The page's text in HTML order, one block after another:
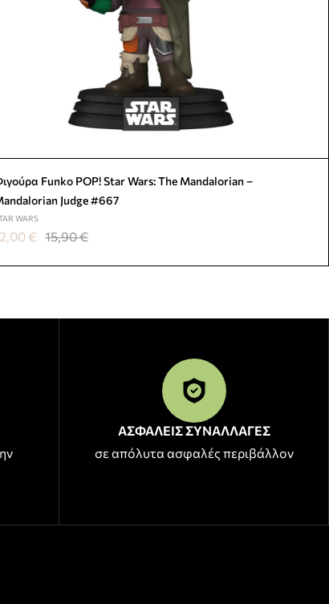
Funko POP! Star Wars: The Mandalorian –
Judge #667
WARS
15,90€
€
ΑΣΦΑΛΕΙΣ ΣΥΝΑΛΛΑΓΕΣ
σε απόλυτα ασφαλές περιβάλλον